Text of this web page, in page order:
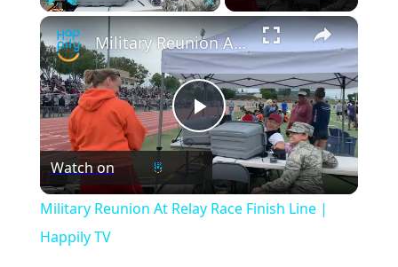
Play
Video
Military Reunion At Relay Race Finish Line | Happily TV
Watch on
Military Reunion At Relay Race Finish Line |
Happily TV